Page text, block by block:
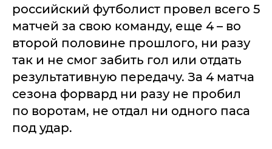
российский футболист провел всего 5
матчей за свою команду, еще 4 – во
второй половине прошлого, ни разу
так и не смог забить гол или отдать
результативную передачу. За 4 матча
сезона форвард ни разу не пробил
по воротам, не отдал ни одного паса
под удар.